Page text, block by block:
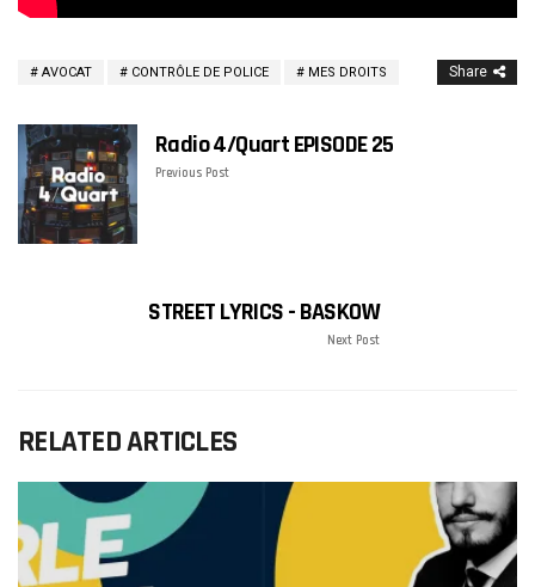
AVOCAT CONTRÔLE DE POLICE MES DROITS Share
Radio 4/Quart EPISODE 25
Previous Post
STREET LYRICS - BASKOW
Next Post
RELATED ARTICLES